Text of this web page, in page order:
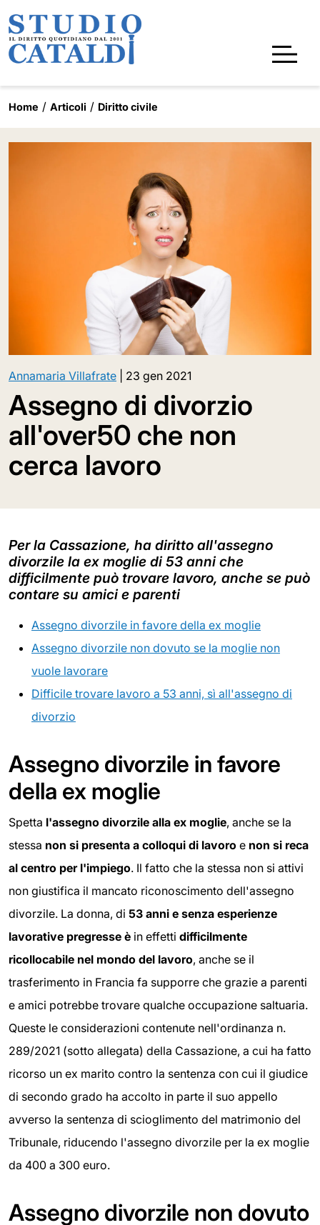
Home Articoli Diritto civile
Annamaria Villafrate 23 gen 2021
Assegno di divorzio
all'over50 che non
cerca lavoro
Per la Cassazione, ha diritto all'assegno
divorzile la ex moglie di 53 anni che
difficilmente può trovare lavoro, anche se può
contare su amici e parenti
Assegno divorzile in favore della ex moglie
Assegno divorzile non dovuto se la moglie non
vuole lavorare
Difficile trovare lavoro a 53 anni, sì all'assegno di
divorzio
Assegno divorzile in favore
della ex moglie
Spetta l'assegno divorzile alla ex moglie, anche se la
stessa non si presenta a colloqui di lavoro e non si reca
al centro per l'impiego. Il fatto che la stessa non si attivi
non giustifica il mancato riconoscimento dell'assegno
divorzile. La donna, di 53 anni e senza esperienze
lavorative pregresse è in effetti difficilmente
ricollocabile nel mondo del lavoro, anche se il
trasferimento in Francia fa supporre che grazie a parenti
e amici potrebbe trovare qualche occupazione saltuaria.
Queste le considerazioni contenute nell'ordinanza n.
289/2021 (sotto allegata) della Cassazione, a cui ha fatto
ricorso un ex marito contro la sentenza con cui il giudice
di secondo grado ha accolto in parte il suo appello
avverso la sentenza di scioglimento del matrimonio del
Tribunale, riducendo l'assegno divorzile per la ex moglie
da 400 a 300 euro.
Assegno divorzile non dovuto